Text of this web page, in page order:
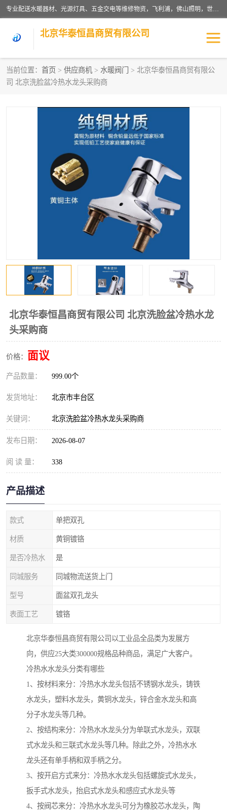
专业配送水暖器材、光源灯具、五金交电等维修物资，飞利浦，佛山照明，世达，博世，九牧，特陶等各产品涉及国内外知名品牌。公司专注与物业、学校、酒店、工厂等单位合作，提供一站式配送服务，降低客户综合成本。依托电子商务改变传统模式，以专业的团队为客户提供24H物资配送到达，货到月结、统一开票，便捷退换等服务，提高了企业的运营效率。
北京华泰恒昌商贸有限公司
当前位置： 首页 > 供应商机 > 水暖阀门
> 北京华泰恒昌商贸有限公
司 北京洗脸盆冷热水龙头采购商
北京华泰恒昌商贸有限公司 北京洗脸盆冷热水龙
头采购商
价格： 面议
产品数量： 999.00个
发货地址： 北京市丰台区
关键词： 北京洗脸盆冷热水龙头采购商
发布日期： 2026-08-07
阅 读 量： 338
产品描述
款式 单把双孔
材质 黄铜镀铬
是否冷热水 是
同城服务 同城物流送货上门
型号 面盆双孔龙头
表面工艺 镀铬
北京华泰恒昌商贸有限公司以工业品全品类为发展方
向，供应25大类300000规格品种商品，满足广大客户。
冷热水水龙头分类有哪些
1、按材料来分：冷热水水龙头包括不锈钢水龙头，铸铁
水龙头，塑料水龙头，黄铜水龙头，锌合金水龙头和高
分子水龙头等几种。
2、按结构来分：冷热水水龙头分为单联式水龙头，双联
式水龙头和三联式水龙头等几种。除此之外，冷热水水
龙头还有单手柄和双手柄之分。
3、按开启方式来分：冷热水水龙头包括螺旋式水龙头，
扳手式水龙头，抬启式水龙头和感应式水龙头等
4、按阀芯来分：冷热水水龙头可分为橡胶芯水龙头，陶
水暖阀门
涂料辅材